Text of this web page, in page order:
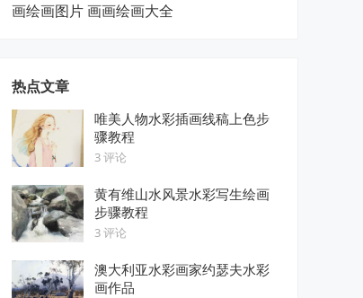
画绘画图片 画画绘画大全
热点文章
唯美人物水彩插画线稿上色步
骤教程
3 评论
黄有维山水风景水彩写生绘画
步骤教程
3 评论
澳大利亚水彩画家约瑟夫水彩
画作品